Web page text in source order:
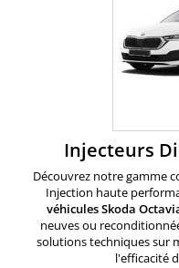
Injecteurs
Découvrez notre gamme
Injection haute
véhiculesSkoda
neuves ou
solutions techniques sur
l'efficacité